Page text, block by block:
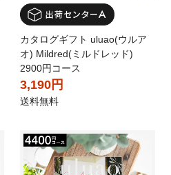
カタログギフト uluao(ウルア
オ) Mildred(ミルドレッド)
2900円コース
3,190円
送料無料